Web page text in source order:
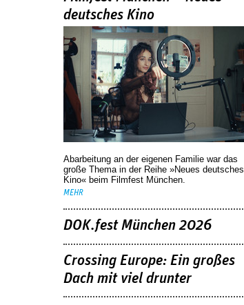
deutsches Kino
Abarbeitung an der eigenen Familie war das
große Thema in der Reihe »Neues deutsches
Kino« beim Filmfest München.
MEHR
DOK.fest München 2026
Crossing Europe: Ein großes
Dach mit viel drunter